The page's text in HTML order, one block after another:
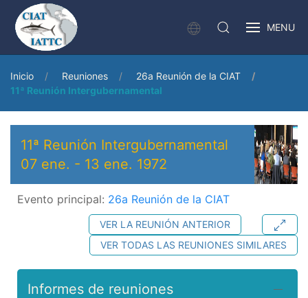
MENU
Inicio Reuniones
26a Reunión de la CIAT
11ª Reunión Intergubernamental
11ª Reunión Intergubernamental
07 ene. - 13 ene. 1972
Evento principal: 26a Reunión de la CIAT
VER LA REUNIÓN ANTERIOR
VER TODAS LAS REUNIONES SIMILARES
Informes de reuniones